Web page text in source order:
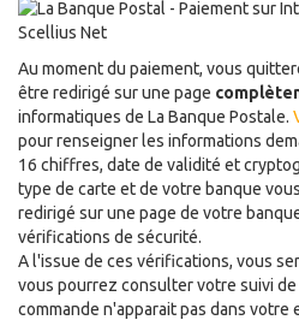
Au moment du paiement, vous
être redirigé sur une page
informatiques de La Banque Postale.
pour renseigner les informations
16 chiffres, date de validité et
type de carte et de votre banque
redirigé sur une page de votre
vérifications de sécurité.
A l'issue de ces vérifications, vous
vous pourrez consulter votre suivi de
commande n'apparait pas dans